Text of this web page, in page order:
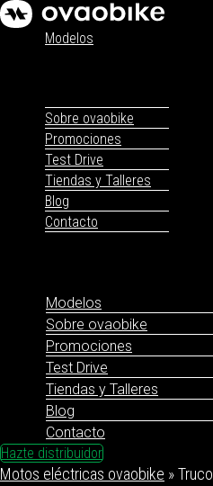
Modelos
Sobre ovaobike
Promociones
Test Drive
Tiendas y Talleres
Blog
Contacto
Modelos
Sobre ovaobike
Promociones
Test Drive
Tiendas y Talleres
Blog
Contacto
Hazte distribuidor
Motos eléctricas ovaobike »